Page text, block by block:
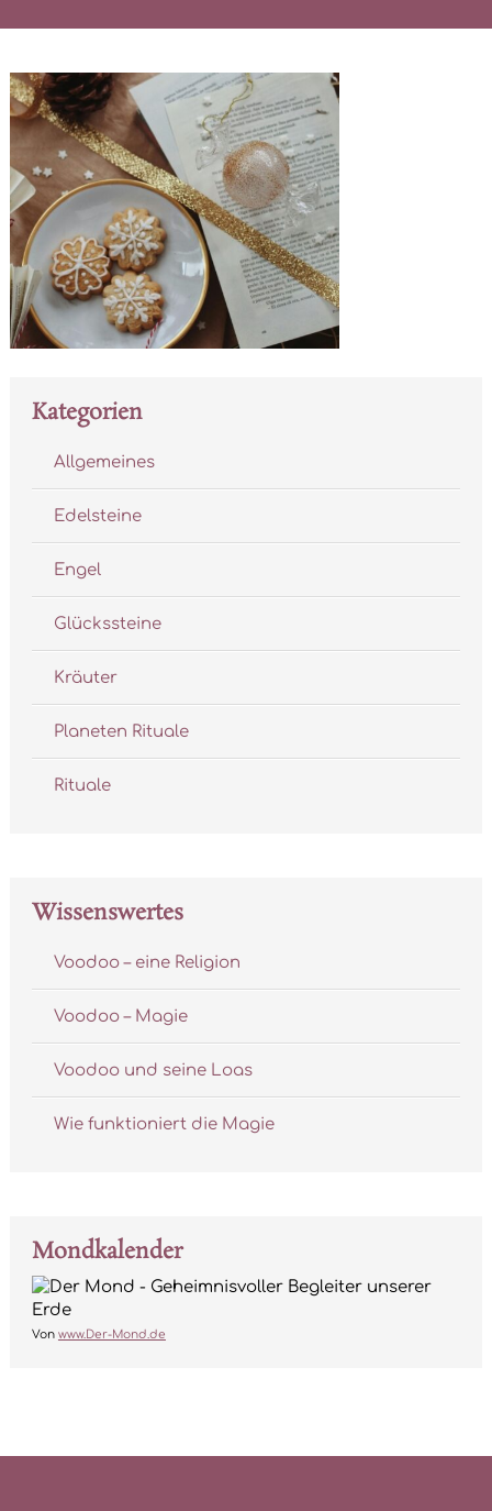
Kategorien
Allgemeines
Edelsteine
Engel
Glückssteine
Kräuter
Planeten Rituale
Rituale
Wissenswertes
Voodoo – eine Religion
Voodoo – Magie
Voodoo und seine Loas
Wie funktioniert die Magie
Mondkalender
Von www.Der-Mond.de